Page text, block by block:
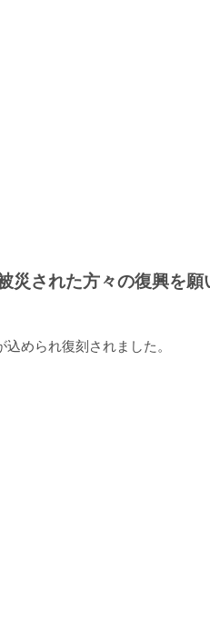
災された方々の復興を願
込められ復刻されました。